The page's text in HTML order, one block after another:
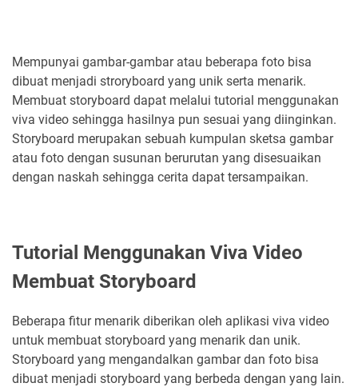
Mempunyai gambar-gambar atau beberapa foto bisa
dibuat menjadi stroryboard yang unik serta menarik.
Membuat storyboard dapat melalui tutorial menggunakan
viva video sehingga hasilnya pun sesuai yang diinginkan.
Storyboard merupakan sebuah kumpulan sketsa gambar
atau foto dengan susunan berurutan yang disesuaikan
dengan naskah sehingga cerita dapat tersampaikan.
Tutorial Menggunakan Viva Video
Membuat Storyboard
Beberapa fitur menarik diberikan oleh aplikasi viva video
untuk membuat storyboard yang menarik dan unik.
Storyboard yang mengandalkan gambar dan foto bisa
dibuat menjadi storyboard yang berbeda dengan yang lain.